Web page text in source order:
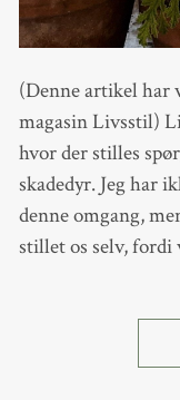
(Denne artikel har
magasin Livsstil)
hvor der stilles
skadedyr. Jeg har
denne omgang,
stillet os selv,